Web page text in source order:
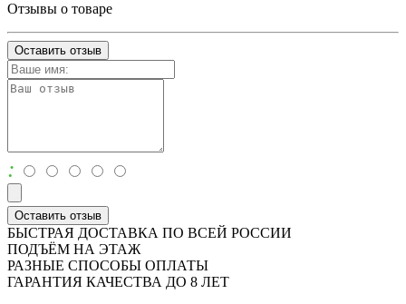
Отзывы о товаре
Оставить отзыв
:
Оставить отзыв
БЫСТРАЯ ДОСТАВКА ПО ВСЕЙ РОССИИ
ПОДЪЁМ НА ЭТАЖ
РАЗНЫЕ СПОСОБЫ ОПЛАТЫ
ГАРАНТИЯ КАЧЕСТВА ДО 8 ЛЕТ